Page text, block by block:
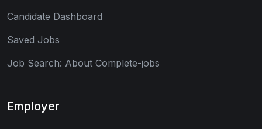
Candidate Dashboard
Saved Jobs
Job Search: About Complete-jobs
Employer